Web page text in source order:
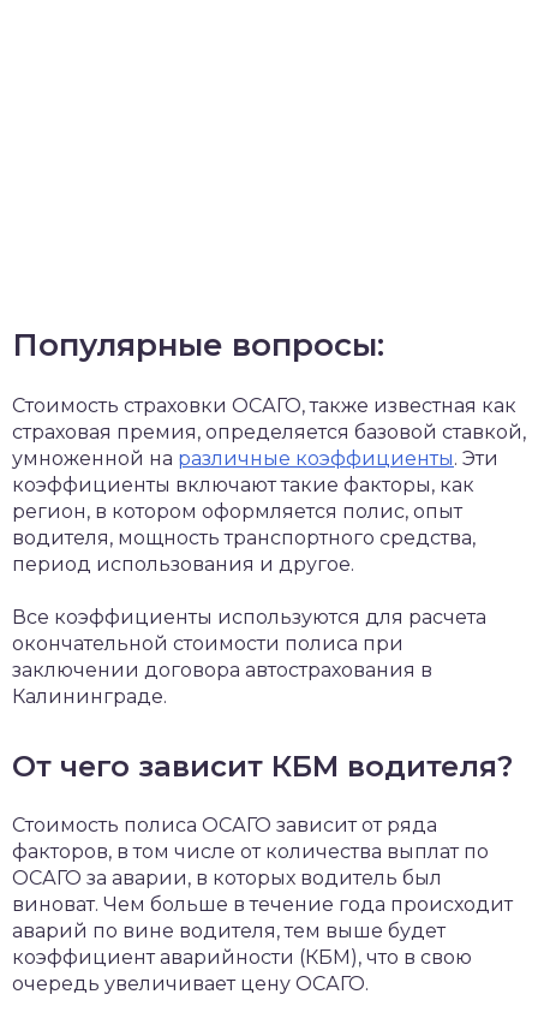
Популярные вопросы:
Стоимость страховки ОСАГО, также известная как
страховая премия, определяется базовой ставкой,
умноженной на различные коэффициенты. Эти
коэффициенты включают такие факторы, как
регион, в котором оформляется полис, опыт
водителя, мощность транспортного средства,
период использования и другое.
Все коэффициенты используются для расчета
окончательной стоимости полиса при
заключении договора автострахования в
Калининграде.
От чего зависит КБМ водителя?
Стоимость полиса ОСАГО зависит от ряда
факторов, в том числе от количества выплат по
ОСАГО за аварии, в которых водитель был
виноват. Чем больше в течение года происходит
аварий по вине водителя, тем выше будет
коэффициент аварийности (КБМ), что в свою
очередь увеличивает цену ОСАГО.